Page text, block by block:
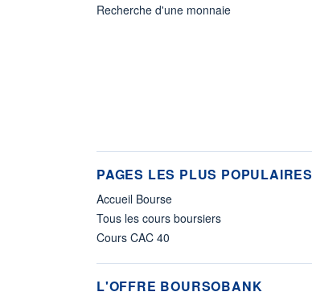
Recherche d'une monnaie
PAGES LES PLUS POPULAIRES
Accueil Bourse
Tous les cours boursiers
Cours CAC 40
L'OFFRE BOURSOBANK